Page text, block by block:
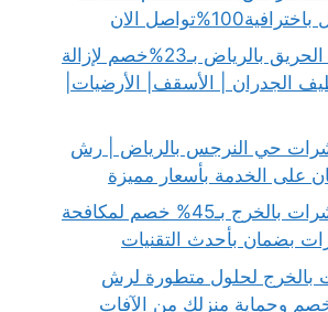
الان
شركة تنظيف بعد الحريق بالرياض بـ23%خصم لإزالة
تنظيف الجدران | الأسقف| الأرضيات|
حي النرجس بالرياض | رش
على الخدمة بأسعار مميزة
شركة مكافحة حشرات بالخرج بـ45% خصم لمكافحة
بضمان بأحدث التقنيات
لحلول متطورة لرش